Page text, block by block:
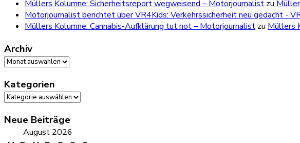
Müllers Kolumne: Sicherheitsreport wegweisend – Motorjournalist zu
Motorjournalist berichtet über VR4Kids: Verkehrssicherheit neu gedacht -
Müllers Kolumne: Cannabis-Aufklärung tut not – Motorjournalist zu Müllers
Archiv
Archiv
Kategorien
Kategorien
Neue Beiträge
August 2026